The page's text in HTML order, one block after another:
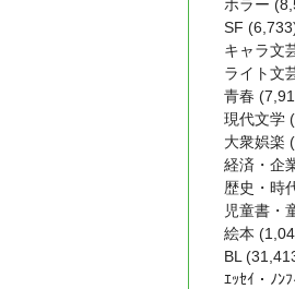
ホラー
SF
キャラ文
ライト文
青春
現代文学
大衆娯楽
経済・企
歴史・時
児童書・
絵本
BL
ｴｯｾｲ・ﾉﾝ